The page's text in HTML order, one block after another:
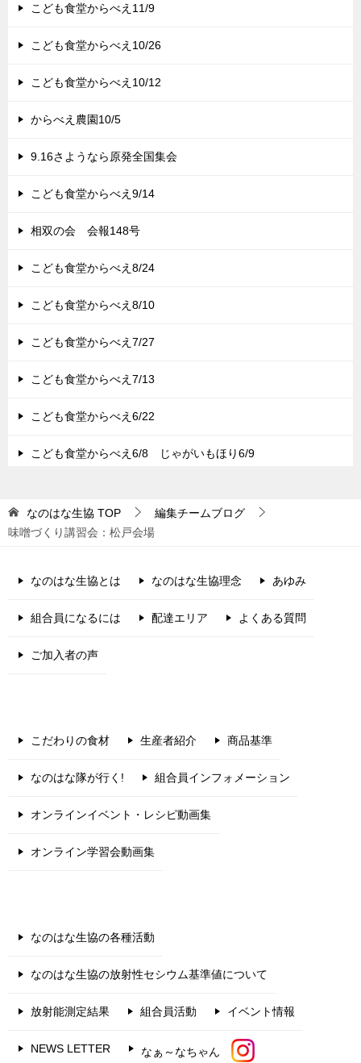
こども食堂からべえ11/9
こども食堂からべえ10/26
こども食堂からべえ10/12
からべえ農園10/5
9.16さようなら原発全国集会
こども食堂からべえ9/14
相双の会 会報148号
こども食堂からべえ8/24
こども食堂からべえ8/10
こども食堂からべえ7/27
こども食堂からべえ7/13
こども食堂からべえ6/22
こども食堂からべえ6/8 じゃがいもほり6/9
なのはな生協 TOP
編集チームブログ
味噌づくり講習会：松戸会場
なのはな生協とは なのはな生協理念 あゆみ
組合員になるには 配達エリア よくある質問
ご加入者の声
こだわりの食材 生産者紹介 商品基準
なのはな隊が行く! 組合員インフォメーション
オンラインイベント・レシピ動画集
オンライン学習会動画集
なのはな生協の各種活動
なのはな生協の放射性セシウム基準値について
放射能測定結果 組合員活動 イベント情報
NEWS LETTER なぁ～なちゃん